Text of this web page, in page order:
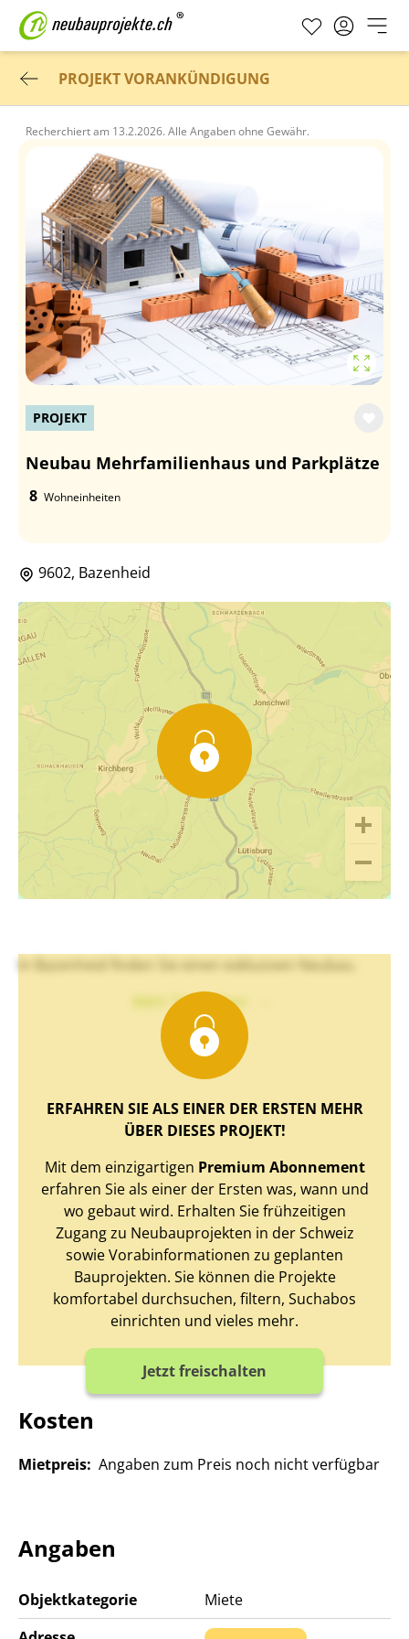
PROJEKT VORANKÜNDIGUNG
Recherchiert am 13.2.2026. Alle Angaben ohne Gewähr.
PROJEKT
Neubau Mehrfamilienhaus und Parkplätze
8 Wohneinheiten
9602, Bazenheid
In Bazenheid finden Sie einen exklusiven Neubau.
Mehr Text sehen
ERFAHREN SIE ALS EINER DER ERSTEN MEHR
ÜBER DIESES PROJEKT!
Mit dem einzigartigen Premium Abonnement
erfahren Sie als einer der Ersten was, wann und
wo gebaut wird. Erhalten Sie frühzeitigen
Zugang zu Neubauprojekten in der Schweiz
sowie Vorabinformationen zu geplanten
Bauprojekten. Sie können die Projekte
komfortabel durchsuchen, filtern, Suchabos
einrichten und vieles mehr.
Jetzt freischalten
Kosten
Mietpreis: Angaben zum Preis noch nicht verfügbar
Angaben
Objektkategorie
Miete